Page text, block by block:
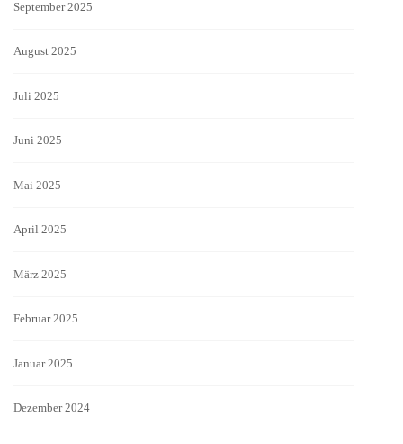
September 2025
August 2025
Juli 2025
Juni 2025
Mai 2025
April 2025
März 2025
Februar 2025
Januar 2025
Dezember 2024